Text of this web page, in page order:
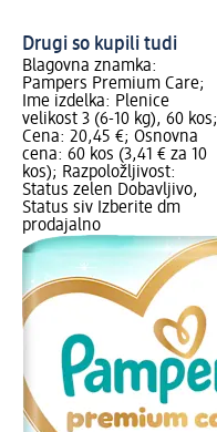
Drugi so kupili tudi
Blagovna znamka:
Pampers Premium Care;
Ime izdelka: Plenice
velikost 3 (6-10 kg), 60 kos;
Cena: 20,45 €; Osnovna
cena: 60 kos (3,41 € za 10
kos); Razpoložljivost:
Status zelen Dobavljivo,
Status siv Izberite dm
prodajalno